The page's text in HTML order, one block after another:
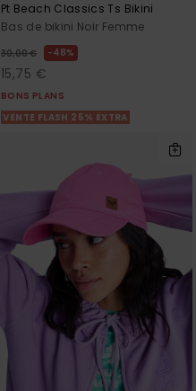
Pt Beach Classics Ts Bikini
Bas de bikini Noir Femme
30,00 € 48%
15,75 €
BONS PLANS
VENTE FLASH 25% EXTRA